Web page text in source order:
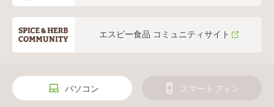
エスビー食品 コミュニティサイト
パソコン スマートフォン